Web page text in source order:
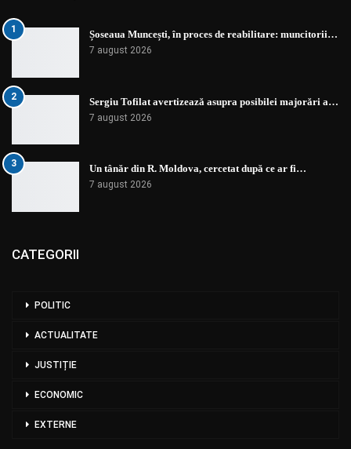
1 Șoseaua Muncești, în proces de reabilitare: muncitorii…
7 august 2026
2 Sergiu Tofilat avertizează asupra posibilei majorări a…
7 august 2026
3 Un tânăr din R. Moldova, cercetat după ce ar fi…
7 august 2026
CATEGORII
POLITIC
ACTUALITATE
JUSTIȚIE
ECONOMIC
EXTERNE